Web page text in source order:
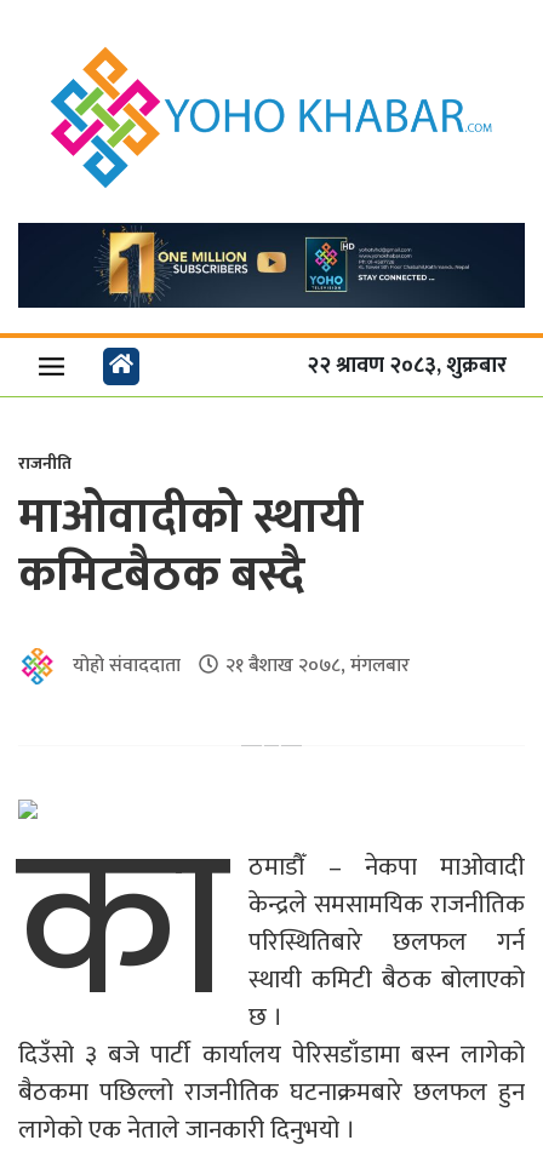
२२ श्रावण २०८३, शुक्रबार
राजनीति
माओवादीको स्थायी
कमिटबैठक बस्दै
योहो संवाददाता २१ बैशाख २०७८, मंगलबार
का ठमाडौँ – नेकपा माओवादी
केन्द्रले समसामयिक राजनीतिक
परिस्थितिबारे छलफल गर्न
स्थायी कमिटी बैठक बोलाएको
छ ।
दिउँसो ३ बजे पार्टी कार्यालय पेरिसडाँडामा बस्न लागेको
बैठकमा पछिल्लो राजनीतिक घटनाक्रमबारे छलफल हुन
लागेको एक नेताले जानकारी दिनुभयो ।